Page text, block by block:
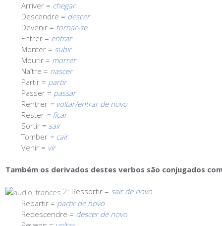
Arriver = chegar
Descendre = descer
Devenir = tornar-se
Entrer = entrar
Monter = subir
Mourir = morrer
Naître = nascer
Partir = partir
Passer = passar
Rentrer = voltar/entrar de novo
Rester = ficar
Sortir = sair
Tomber = cair
Venir = vir
Também os derivados destes verbos são conjugados
2: Ressortir = sair de novo
Repartir = partir de novo
Redescendre = descer de novo